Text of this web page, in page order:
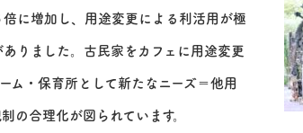
に増加し、用途変更による利活用が極
りました。古民家をカフェに用途変更
ム・保育所として新たなニーズ＝他用
の合理化が図られています。